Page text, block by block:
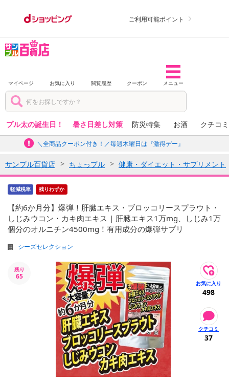
ご利用可能ポイント
マイページ お気に入り 閲覧履歴 クーポン メニュー
プル太の誕生日！ 暑さ日差し対策 防災特集 お酒 クチコ
＼全商品クーポン付き！／毎週木曜日は『激得デー』
サンプル百貨店 ちょっプル 健康・ダイエット・サプリメント
軽減税率 残りわずか
【約6か月分】爆弾！肝臓エキス・ブロッコリースプラウト・
しじみウコン・カキ肉エキス | 肝臓エキス1万mg、しじみ1万
個分のオルニチン4500mg！有用成分の爆弾サプリ
シーズセレクション
残り
65
498
37